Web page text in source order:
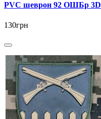
PVC шеврон 92 ОШБр 3D
130грн